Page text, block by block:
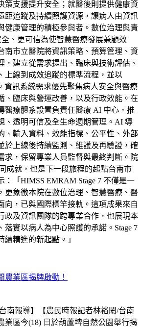
策支援提升安全；就醫後則提供健康資
距追蹤及持續照護資源，讓病人由資訊
健康管理的積極參與者。數位治理與責
、更可信為使智慧醫療發展兼顧效
南市立醫院將資訊策略、預算管理、資
，建立從需求提出、臨床與技術評估、
上線到成效追蹤的標準流程，並以
資訊系統需求優先聚焦病人安全與醫療
、臨床與營運改善，以及行政效能。在
醫療體系設置負責任醫療 AI 中心，推
、透明可信及全生命週期管理。AI 導
、輸入資料、效能指標、公平性、外部
於上線後持續監測、維護及再驗證，確
求，保留專業人員監督與最終判斷。院
成就，也是下一段旅程的起點台南市
：「HIMSS EMRAM Stage 7 不僅是一
更象徵本院在數位治理、智慧醫療、醫
向，已與國際標竿接軌。這項成果來自
政及資訊團隊的跨專業合作，也展現本
落實以病人為中心照護的承諾。Stage 7
續精進的新起點。」
農業區揭牌啟動！
南報導】【農民時報記者林裕閎/台南
業區今(18) 日於葫蘆埤自然公園舉行揭